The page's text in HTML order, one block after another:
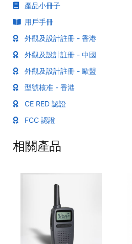
產品小冊子
用戶手冊
外觀及設計註冊 - 香港
外觀及設計註冊 - 中國
外觀及設計註冊 - 歐盟
型號核准 - 香港
CE RED 認證
FCC 認證
相關產品